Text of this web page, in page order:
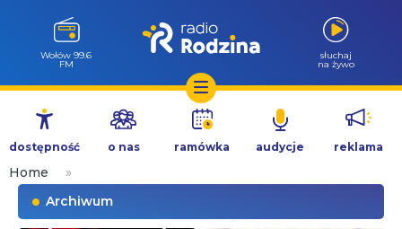
Przejdź
treści
Wołów 99.6
FM
słuchaj
na żywo
dostępność o nas ramówka audycje reklama
Home
»
Archiwum